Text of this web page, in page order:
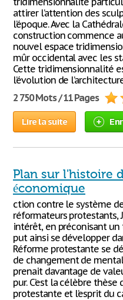
attirer l’attention des
l’époque. Avec la
construction commence
nouvel espace
mûr occidental avec les
Cette tridimensionnalité
l’évolution de
2 750 Mots / 11 Pages
Lire la suite
Plan sur l'histoire
économique
ction contre le système
réformateurs protestants,
intérêt, en préconisant un
put ainsi se développer
Réforme protestante se
de changement de
prenait davantage de
pur. C’est la célèbre thèse
protestante et l’esprit du